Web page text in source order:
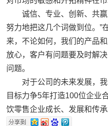
诚信、专业、创新、共赢
努力地把这几个词做到位。”
来，不论如何，我们的产品
放心，客户有问题要及时解
问题。
对于公司的未来发展，我
目标力争5年打造100位企业
饮零售企业成长、发展和传承